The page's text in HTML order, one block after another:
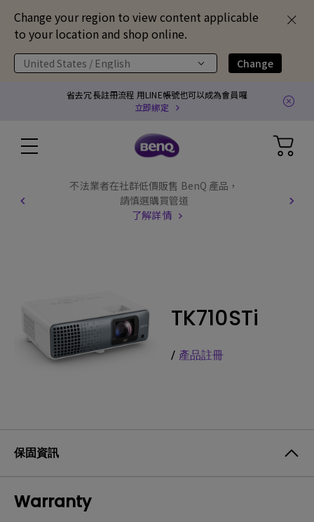
Change your region to view content applicable
to your location and shop online.
United States / English Change
省去冗長註冊流程 用LINE帳號也可以成為會員囉
立即綁定
不法業者在社群低價販售 BenQ 產品，
請慎選購買管道
了解詳情
TK710STi
/ 產品註冊
保固資訊
Warranty